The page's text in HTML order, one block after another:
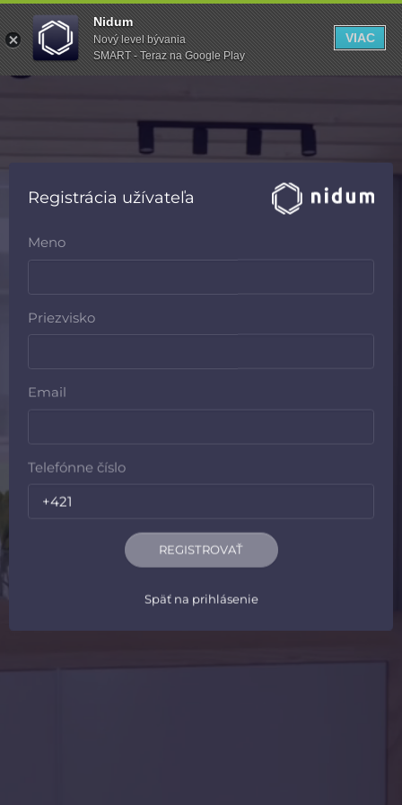
Registrácia užívateľa
Meno
Priezvisko
Email
Telefónne číslo
REGISTROVAŤ
Späť na prihlásenie
Nidum
Nový level bývania
SMART - Teraz na Google Play
VIAC